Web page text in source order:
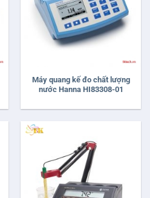
Máy quang kế đo chất lượng
nước Hanna HI83308-01